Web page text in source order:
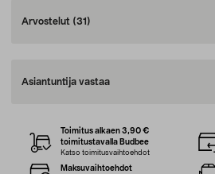
Arvostelut (31)
Asiantuntija vastaa
Toimitus alkaen 3,90 €
toimitustavalla Budbee
Katso toimitusvaihtoehdot
Maksuvaihtoehdot